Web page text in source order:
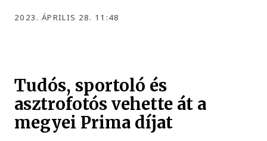
2023. ÁPRILIS 28. 11:48
Tudós, sportoló és
asztrofotós vehette át a
megyei Prima díjat